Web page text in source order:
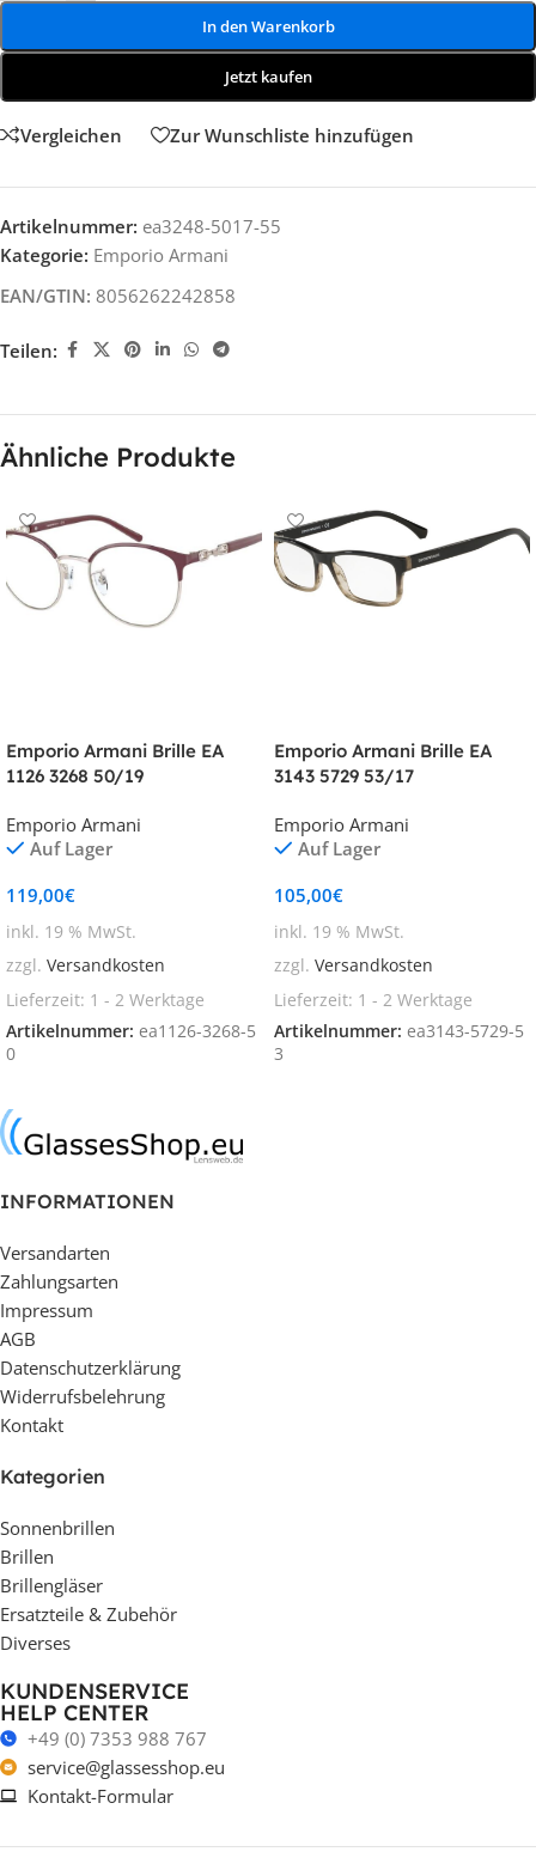
In den Warenkorb
Jetzt kaufen
Vergleichen Zur Wunschliste hinzufügen
Artikelnummer: ea3248-5017-55
Kategorie: Emporio Armani
EAN/GTIN: 8056262242858
Teilen:
Ähnliche Produkte
Emporio Armani Brille EA
1126 3268 50/19
Emporio Armani
Auf Lager
119,00€
inkl. 19 % MwSt.
zzgl. Versandkosten
Lieferzeit: 1 - 2 Werktage
Artikelnummer: ea1126-3268-5
0
Emporio Armani Brille EA
3143 5729 53/17
Emporio Armani
Auf Lager
105,00€
inkl. 19 % MwSt.
zzgl. Versandkosten
Lieferzeit: 1 - 2 Werktage
Artikelnummer: ea3143-5729-5
3
INFORMATIONEN
Versandarten
Zahlungsarten
Impressum
AGB
Datenschutzerklärung
Widerrufsbelehrung
Kontakt
Kategorien
Sonnenbrillen
Brillen
Brillengläser
Ersatzteile & Zubehör
Diverses
KUNDENSERVICE
HELP CENTER
+49 (0) 7353 988 767
service@glassesshop.eu
Kontakt-Formular